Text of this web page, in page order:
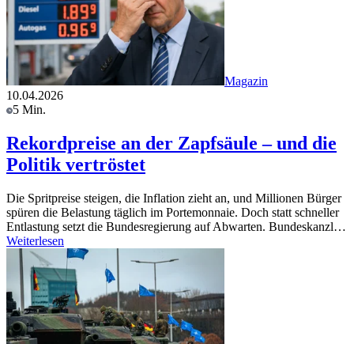
Magazin
10.04.2026
5 Min.
Rekordpreise an der Zapfsäule – und die
Politik vertröstet
Die Spritpreise steigen, die Inflation zieht an, und Millionen Bürger
spüren die Belastung täglich im Portemonnaie. Doch statt schneller
Entlastung setzt die Bundesregierung auf Abwarten. Bundeskanzl…
Weiterlesen